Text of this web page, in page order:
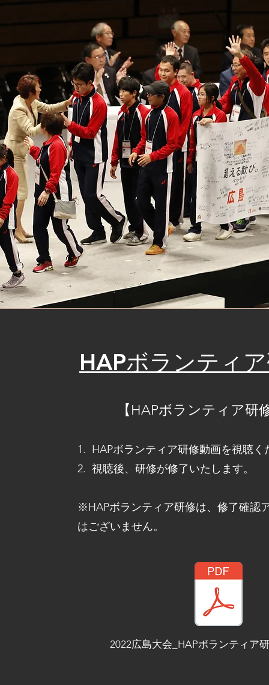
HAPボランティ
【HAPボランティア研
1. HAPボランティア研修動画を視聴く
2. 視聴後、 研修が修了いたします。
※HAPボランティア研修は、修了確認
はございません。
2022広島大会_HAPボランティア